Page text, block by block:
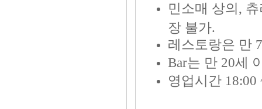
민소매 상의,
장 불가.
레스토랑은 만
Bar는 만 20세
영업시간 18:00